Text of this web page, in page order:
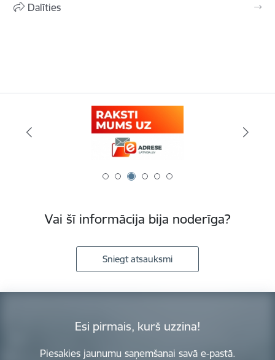
Dalīties
Vai šī informācija bija noderīga?
Sniegt atsauksmi
Esi pirmais, kurš uzzina!
Piesakies jaunumu saņemšanai savā e-pastā.